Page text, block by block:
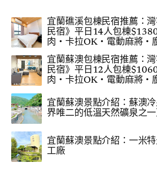
宜蘭礁溪包棟民宿推薦：
民宿》平日14人包棟
肉‧卡拉OK‧電動麻將‧
宜蘭蘇澳包棟民宿推薦：
民宿》平日12人包棟
肉‧卡拉OK‧電動麻將‧
宜蘭蘇澳景點介紹：蘇澳
界唯二的低溫天然礦泉之一
宜蘭蘇澳景點介紹：一米
工廠